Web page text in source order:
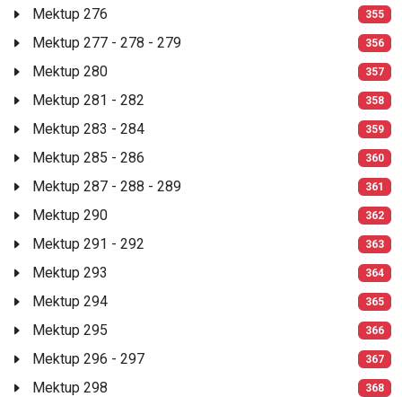
Mektup 276 355
Mektup 277 - 278 - 279 356
Mektup 280 357
Mektup 281 - 282 358
Mektup 283 - 284 359
Mektup 285 - 286 360
Mektup 287 - 288 - 289 361
Mektup 290 362
Mektup 291 - 292 363
Mektup 293 364
Mektup 294 365
Mektup 295 366
Mektup 296 - 297 367
Mektup 298 368